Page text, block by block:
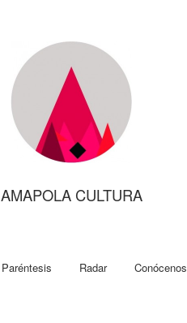
AMAPOLA CULTURA
Paréntesis Radar Conócenos